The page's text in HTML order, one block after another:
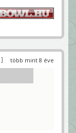
több mint 8 éve